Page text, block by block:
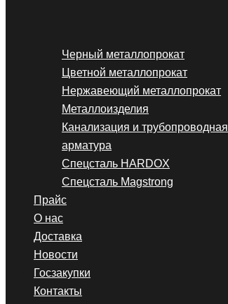
Черный металлопрокат
Цветной металлопрокат
Нержавеющий металлопрокат
Металлоизделия
Канализация и трубопроводная
арматура
Спецсталь HARDOX
Спецсталь Magstrong
Прайс
О нас
Доставка
Новости
Госзакупки
Контакты